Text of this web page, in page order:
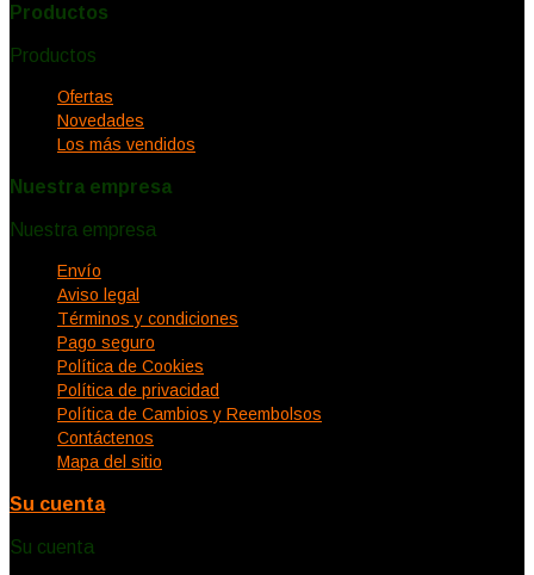
Productos
Productos
Ofertas
Novedades
Los más vendidos
Nuestra empresa
Nuestra empresa
Envío
Aviso legal
Términos y condiciones
Pago seguro
Política de Cookies
Política de privacidad
Política de Cambios y Reembolsos
Contáctenos
Mapa del sitio
Su cuenta
Su cuenta